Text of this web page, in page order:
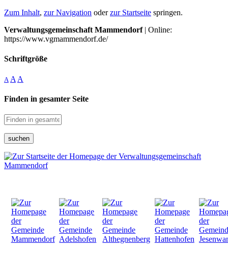
Zum Inhalt, zur Navigation oderzur Startseite springen.
Verwaltungsgemeinschaft Mammendorf| Online:
https://www.vgmammendorf.de/
Schriftgröße
A A A
Finden in gesamter Seite
suchen